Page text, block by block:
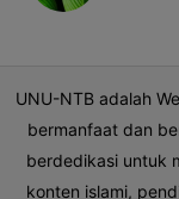
UNU-NTB adalah
bermanfaat dan
berdedikasi untuk
konten islami,